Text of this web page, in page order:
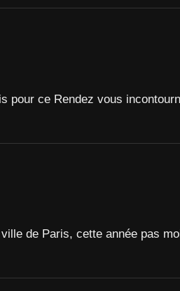
pour ce Rendez vous
de Paris, cette année pas